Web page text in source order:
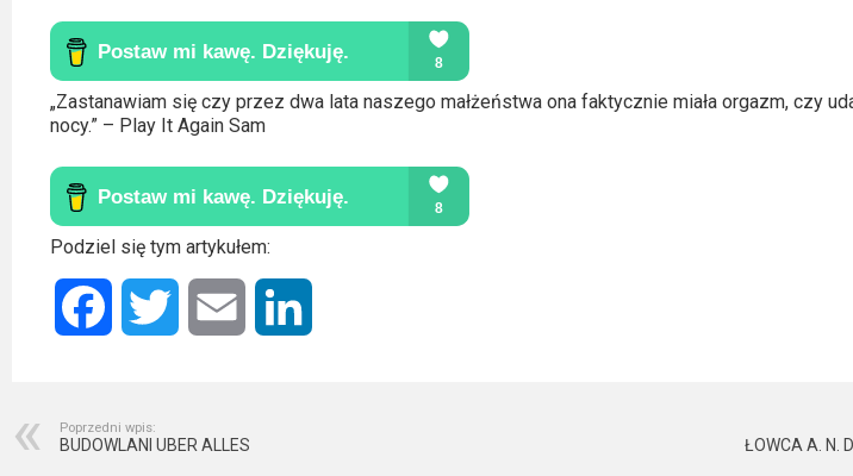
Horrory
Kino
azjatyckie
Kino
europejskie
Kino
polskie
Południowa
„Zastanawiam się czy przez dwa lata naszego małżeństwa ona faktycznie miała orgazm, czy
nocy.” – Play It Again Sam
Podziel się tym artykułem:
Facebook Twitter Email
Poprzedni wpis:
BUDOWLANI UBER ALLES ŁOWCA A. N.